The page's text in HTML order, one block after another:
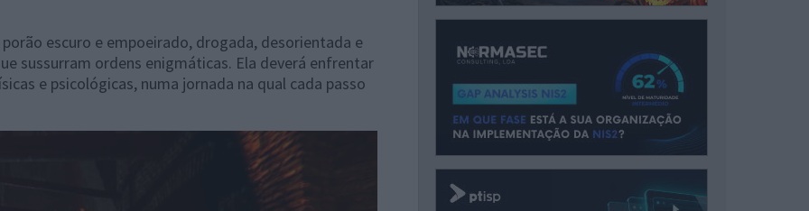
escuro e empoeirado, drogada, desorientada e
sussurram ordens enigmáticas. Ela deverá enfrentar
e psicológicas, numa jornada na qual cada passo